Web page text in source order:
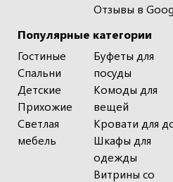
Популярные категории
Гостиные
Спальни
Детские
Прихожие
Светлая
мебель
Буфеты для
посуды
Комоды для
вещей
Кровати для
Шкафы для
одежды
Витрины со
Отзывы в